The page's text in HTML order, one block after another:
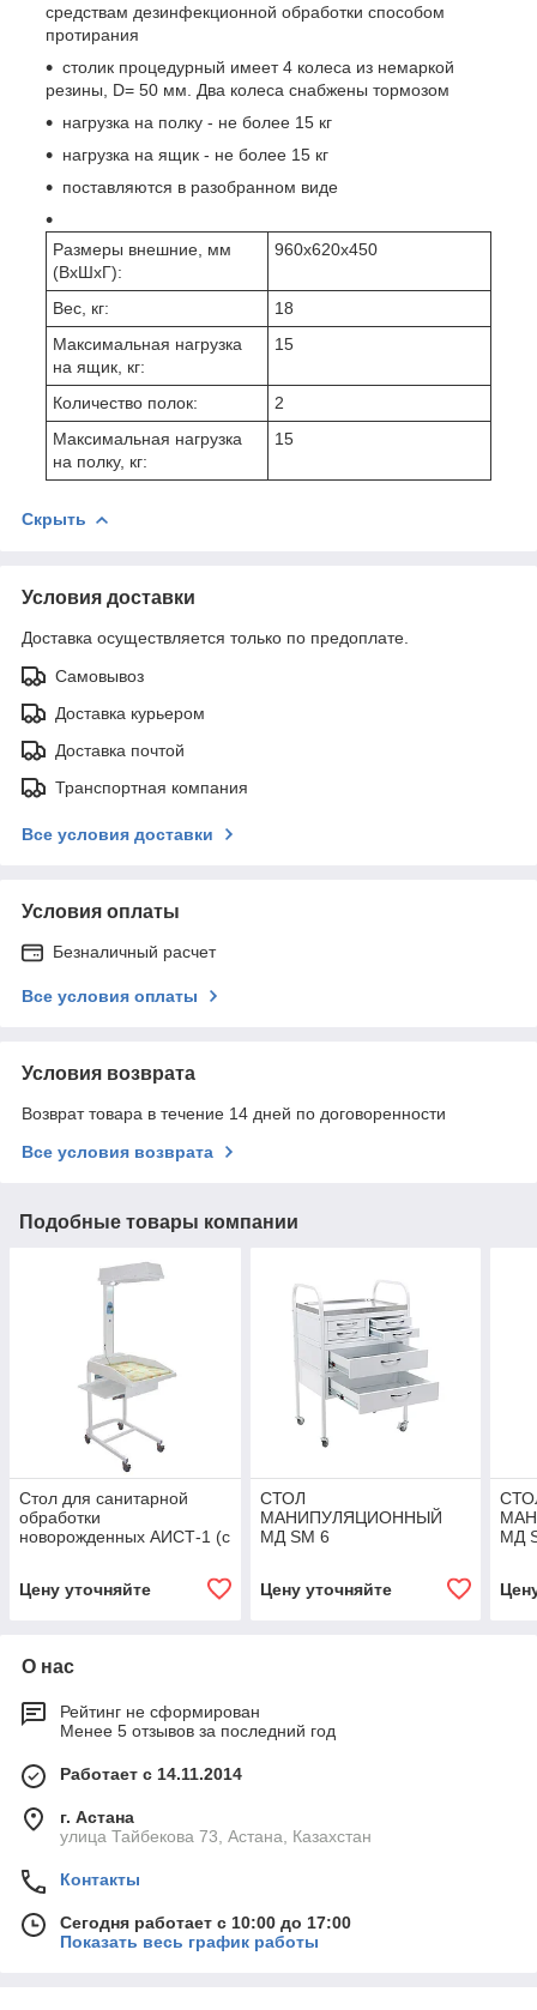
средствам дезинфекционной обработки способом
протирания
столик процедурный имеет 4 колеса из немаркой
резины, D= 50 мм. Два колеса снабжены тормозом
нагрузка на полку - не более 15 кг
нагрузка на ящик - не более 15 кг
поставляются в разобранном виде
Размеры внешние, мм
(ВхШхГ):
960x620x450
Вес, кг:
18
Максимальная нагрузка
на ящик, кг:
15
Количество полок:
2
Максимальная нагрузка
на полку, кг:
15
Скрыть
Условия доставки
Доставка осуществляется только по предоплате.
Самовывоз
Доставка курьером
Доставка почтой
Транспортная компания
Все условия доставки
Условия оплаты
Безналичный расчет
Все условия оплаты
Условия возврата
Возврат товара в течение 14 дней по договоренности
Все условия возврата
Подобные товары компании
Стол для санитарной
обработки
новорожденных АИСТ-1 (с
Цену уточняйте
СТОЛ
МАНИПУЛЯЦИОННЫЙ
МД SM 6
Цену уточняйте
МД
О нас
Рейтинг не сформирован
Менее 5 отзывов за последний год
Работает с 14.11.2014
г. Астана
улица Тайбекова 73, Астана, Казахстан
Контакты
Сегодня работает с 10:00 до 17:00
Показать весь график работы